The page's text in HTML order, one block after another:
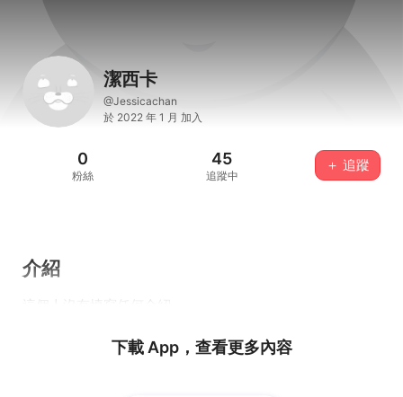
潔西卡
@Jessicachan
於 2022 年 1 月 加入
0
粉絲
45
追蹤中
＋ 追蹤
介紹
下載 App，查看更多內容